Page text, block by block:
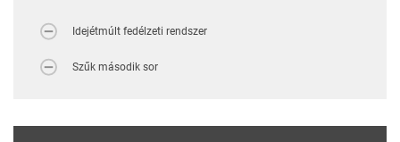
Idejétmúlt fedélzeti rendszer
Szűk második sor